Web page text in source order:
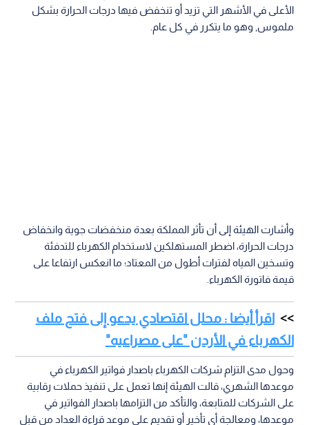
الأعلى في الأشهر التي تزيد أو تنخفض فيها درجات الحرارة بشكل
ملموس, وهو ما يتكرر في كل عام.
وأشارت الهيئة إلى أن تأثر المملكة بعدة منخفضات جوية وانخفاض
درجات الحرارة، اضطر المستهلكين لاستخدام الكهرباء للتدفئة
وتسخين المياه لفترات أطول من المعتاد؛ ما انعكس ارتفاعا على
قيمة فاتورة الكهرباء.
اقرأ أيضا : محلل اقتصادي يدعو إلى فتح ملف
الكهرباء في الأردن "على مصراعيه"
وحول مدى التزام شركات الكهرباء باصدار فواتير الكهرباء في
موعدها الشهري، قالت الهيئة إنها تعمل على تنفيذ حملات رقابية
على الشركات للمتابعة، والتأكد من التزامها باصدار الفواتير في
موعدها، ومعالجة أي تأخير أو تقديم على موعد قراءة العداد من قبل